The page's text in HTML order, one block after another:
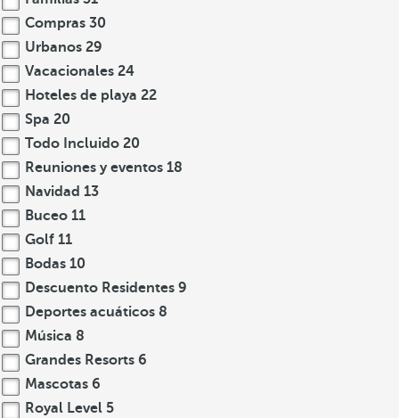
Compras 30
Urbanos 29
Vacacionales 24
Hoteles de playa 22
Spa 20
Todo Incluido 20
Reuniones y eventos 18
Navidad 13
Buceo 11
Golf 11
Bodas 10
Descuento Residentes 9
Deportes acuáticos 8
Música 8
Grandes Resorts 6
Mascotas 6
Royal Level 5